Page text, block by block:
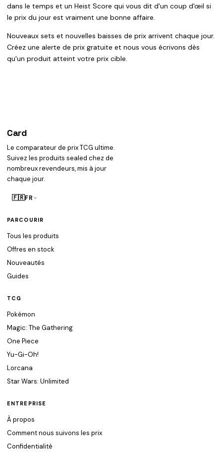
dans le temps et un Heist Score qui vous dit d'un coup d'œil si
le prix du jour est vraiment une bonne affaire.
Nouveaux sets et nouvelles baisses de prix arrivent chaque jour.
Créez une alerte de prix gratuite et nous vous écrivons dès
qu'un produit atteint votre prix cible.
Card
Le comparateur de prix TCG ultime.
Suivez les produits sealed chez de
nombreux revendeurs, mis à jour
chaque jour.
🇫🇷FR
PARCOURIR
Tous les produits
Offres en stock
Nouveautés
Guides
TCG
Pokémon
Magic: The Gathering
One Piece
Yu-Gi-Oh!
Lorcana
Star Wars: Unlimited
ENTREPRISE
À propos
Comment nous suivons les prix
Confidentialité